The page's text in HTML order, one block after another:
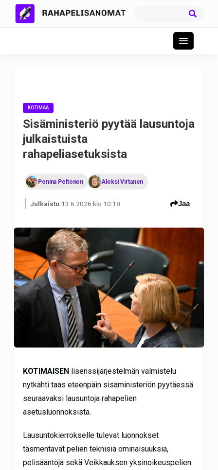
KOTIMAA
Sisäministeriö pyytää lausuntoja
julkaistuista
rahapeliasetuksista
Penina Peltonen Aleksi Virtanen
Julkaistu:13.6.2026 klo 10:18 Jaa
KOTIMAISEN
lisenssijärjestelmän valmistelu
nytkähti taas eteenpäin sisäministeriön pyytäessä
seuraavaksi lausuntoja rahapelien
asetusluonnoksista.
Lausuntokierrokselle tulevat luonnokset
täsmentävät pelien teknisiä ominaisuuksia,
pelisääntöjä sekä Veikkauksen yksinoikeuspelien